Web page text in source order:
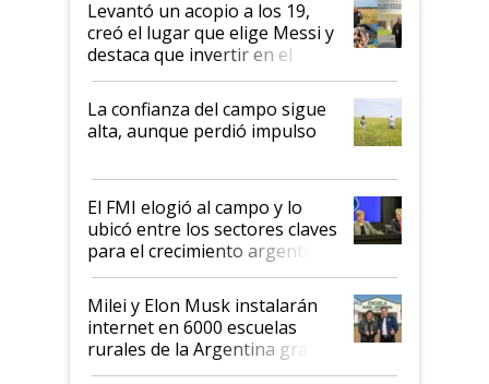
Levantó un acopio a los 19,
creó el lugar que elige Messi y
destaca que invertir en el
kirchnerismo era como "darle
plata a un hijo para droga":
Juan Félix Rossetti, el libertario
que de una dura crisis salió
de Milei
La confianza del campo sigue
alta, aunque perdió impulso
El FMI elogió al campo y lo
ubicó entre los sectores claves
para el crecimiento argentino
Milei y Elon Musk instalarán
internet en 6000 escuelas
rurales de la Argentina gracias
a un acuerdo con Starlink